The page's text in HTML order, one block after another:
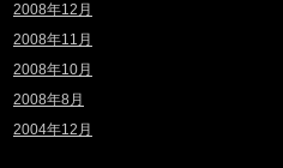
2008年12月
2008年11月
2008年10月
2008年8月
2004年12月